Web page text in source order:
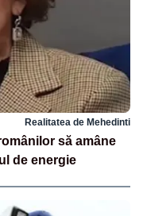
Realitatea de Mehedinti
să amâne
de energie